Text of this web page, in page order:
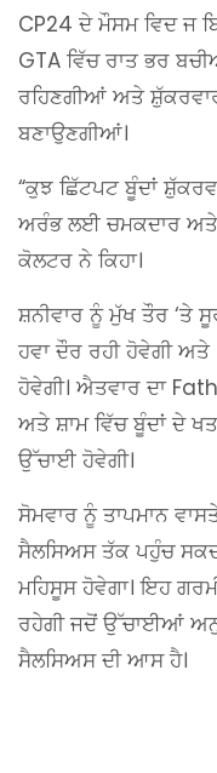
CP24 ਦੇ ਮੌਸਮ ਵਿਦ ਜ
GTA ਵਿੱਚ ਰਾਤ ਭਰ
ਰਹਿਣਗੀਆਂ ਅਤੇ
ਬਣਾਉਣਗੀਆਂ।
“ਕੁਝ ਛਿੱਟਪਟ ਬੂੰਦਾਂ
ਅਰੰਭ ਲਈ ਚਮਕਦਾਰ ਅਤੇ
ਕੋਲਟਰ ਨੇ ਕਿਹਾ।
ਸ਼ਨੀਵਾਰ ਨੂੰ ਮੁੱਖ ਤੌਰ ‘ਤੇ
ਹਵਾ ਦੌਰ ਰਹੀ ਹੋਵੇਗੀ
ਹੋਵੇਗੀ। ਐਤਵਾਰ ਦਾ
ਅਤੇ ਸ਼ਾਮ ਵਿੱਚ ਬੂੰਦਾਂ ਦੇ
ਉੱਚਾਈ ਹੋਵੇਗੀ।
ਸੋਮਵਾਰ ਨੂੰ ਤਾਪਮਾਨ
ਸੈਲਸਿਅਸ ਤੱਕ ਪਹੁੰਚ
ਮਹਿਸੂਸ ਹੋਵੇਗਾ। ਇਹ
ਰਹੇਗੀ ਜਦੋਂ ਉੱਚਾਈਆਂ
ਸੈਲਸਿਅਸ ਦੀ ਆਸ ਹੈ।